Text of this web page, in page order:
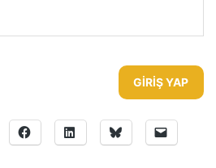
GIRIŞ YAP